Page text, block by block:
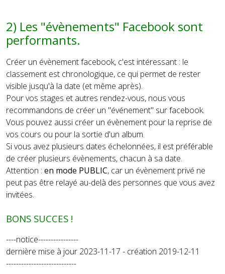
2) Les "évènements" Facebook sont
performants.
Créer un évènement facebook, c'est intéressant : le
classement est chronologique, ce qui permet de rester
visible jusqu'à la date (et même après).
Pour vos stages et autres rendez-vous, nous vous
recommandons de créer un "événement" sur facebook.
Vous pouvez aussi créer un évènement pour la reprise de
vos cours ou pour la sortie d'un album.
Si vous avez plusieurs dates échelonnées, il est préférable
de créer plusieurs évènements, chacun à sa date.
Attention : en mode PUBLIC, car un évènement privé ne
peut pas être relayé au-delà des personnes que vous avez
invitées.
BONS SUCCES !
----notice----------------
dernière mise à jour 2023-11-17 - création 2019-12-11
----------------------------